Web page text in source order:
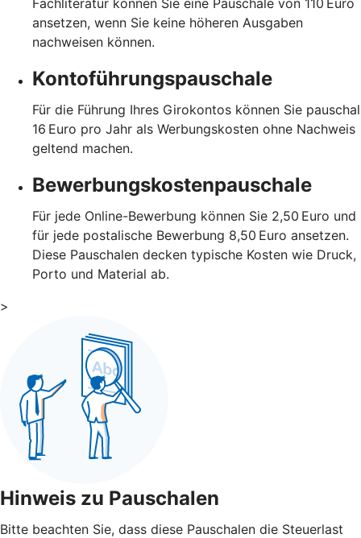
ansetzen, wenn Sie keine höheren Ausgaben
nachweisen können.
Kontoführungspauschale
Für die Führung Ihres Girokontos können Sie pauschal
16 Euro pro Jahr als Werbungskosten ohne Nachweis
geltend machen.
Bewerbungskostenpauschale
Für jede Online-Bewerbung können Sie 2,50 Euro und
für jede postalische Bewerbung 8,50 Euro ansetzen.
Diese Pauschalen decken typische Kosten wie Druck,
Porto und Material ab.
>
Hinweis zu Pauschalen
Bitte beachten Sie, dass diese Pauschalen die Steuerlast